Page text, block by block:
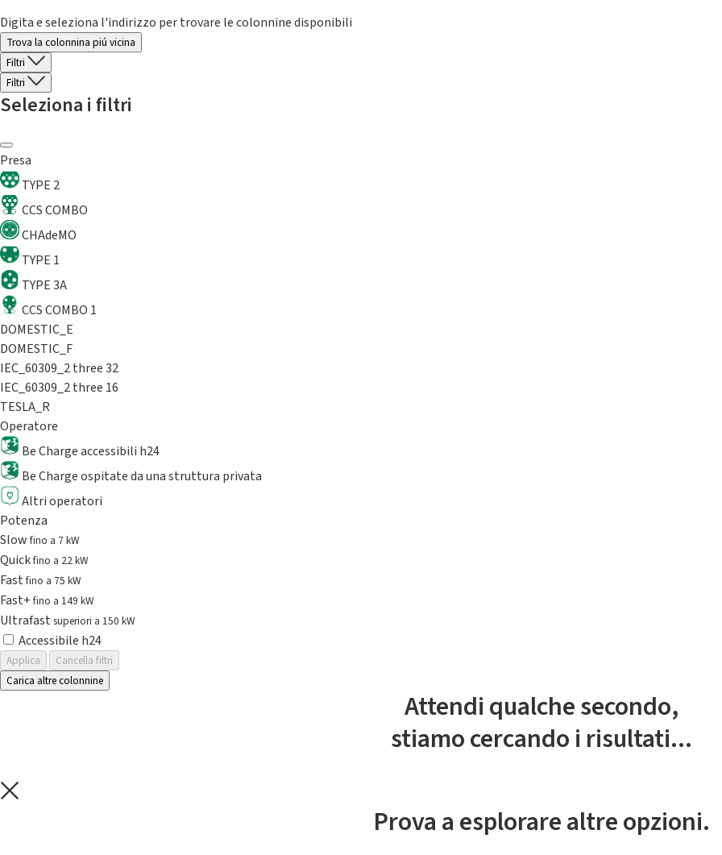
Digita e seleziona l'indirizzo per trovare le colonnine disponibili
Trova la colonnina piú vicina
Filtri
Filtri
Seleziona i filtri
Presa
TYPE 2
CCS COMBO
CHAdeMO
TYPE 1
TYPE 3A
CCS COMBO 1
DOMESTIC_E
DOMESTIC_F
IEC_60309_2 three 32
IEC_60309_2 three 16
TESLA_R
Operatore
Be Charge accessibili h24
Be Charge ospitate da una struttura privata
Altri operatori
Potenza
Slowfino a 7 kW
Quickfino a 22 kW
Fastfino a 75 kW
Fast+fino a 149 kW
Ultrafast superiori a 150 kW
Accessibile h24
Applica
Cancella filtri
Carica altre colonnine
Attendi qualche secondo,
stiamo cercando i risultati...
Prova a esplorare altre opzioni.